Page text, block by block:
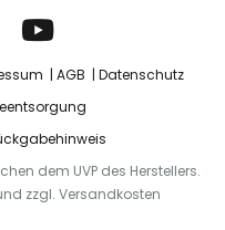
AGB
Datenschutz
dem UVP des Herstellers.
zzgl. Versandkosten